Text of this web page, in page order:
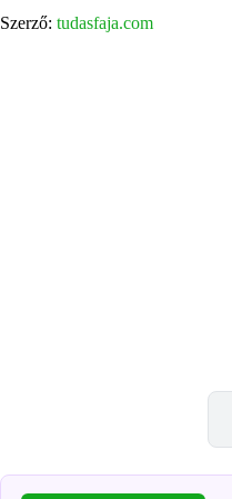
Szerző: tudasfaja.com